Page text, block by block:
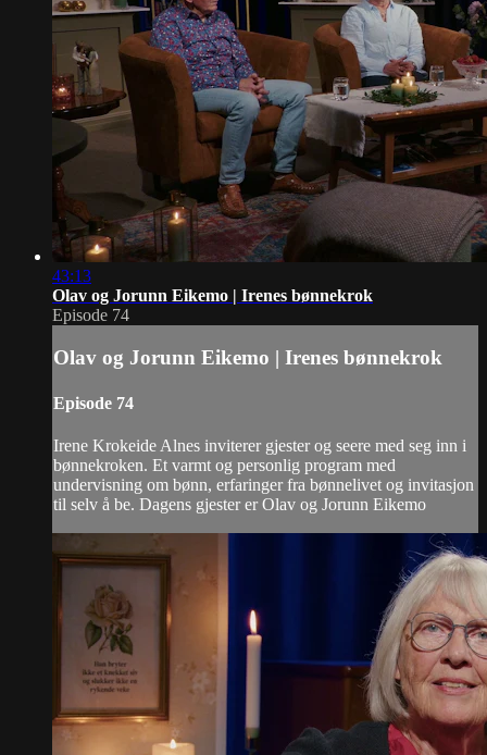
43:13
Olav og Jorunn Eikemo | Irenes bønnekrok
Episode 74
Olav og Jorunn Eikemo | Irenes bønnekrok
Episode 74
Irene Krokeide Alnes inviterer gjester og seere med seg inn i
bønnekroken. Et varmt og personlig program med
undervisning om bønn, erfaringer fra bønnelivet og invitasjon
til selv å be. Dagens gjester er Olav og Jorunn Eikemo